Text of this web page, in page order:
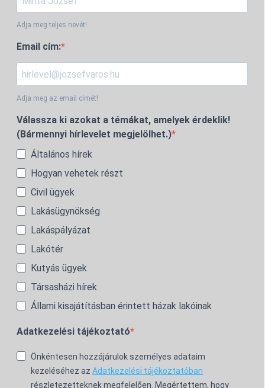
Adja meg teljes nevét!
Email cím:
Adja meg az email címét!
Válassza ki azokat a témákat, amelyek érdeklik!
(Bármennyi hírlevelet megjelölhet.)
Általános hírek
Hogyan vehetek részt
Civil ügyek
Lakásügynökség
Lakáspályázat
Lakótér
Kutyás ügyek
Társasházi hírek
Állami kisajátításban érintett házak lakóinak
Adatkezelési tájékoztató
Önkéntesen hozzájárulok személyes adataim
kezeléséhez az Adatkezelési tájékoztatóban
részletezetteknek megfelelően. Megértettem, hogy